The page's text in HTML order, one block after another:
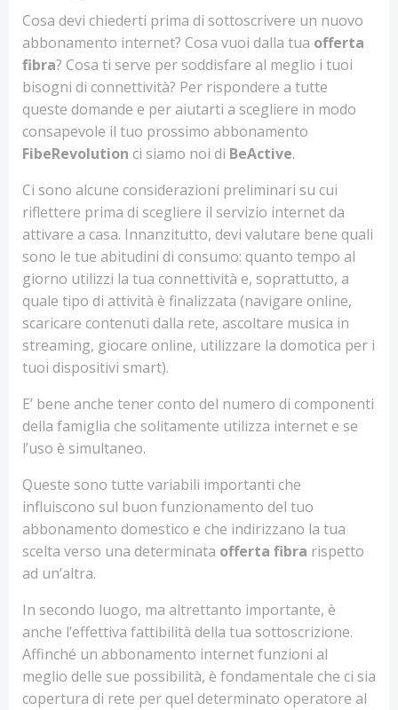
Cosa devi chiederti prima di sottoscrivere un nuovo
abbonamento internet? Cosa vuoi dalla tua offerta
fibra? Cosa ti serve per soddisfare al meglio i tuoi
bisogni di connettività? Per rispondere a tutte
queste domande e per aiutarti a scegliere in modo
consapevole il tuo prossimo abbonamento
FibeRevolution ci siamo noi di BeActive.
Ci sono alcune considerazioni preliminari su cui
riflettere prima di scegliere il servizio internet da
attivare a casa. Innanzitutto, devi valutare bene quali
sono le tue abitudini di consumo: quanto tempo al
giorno utilizzi la tua connettività e, soprattutto, a
quale tipo di attività è finalizzata (navigare online,
scaricare contenuti dalla rete, ascoltare musica in
streaming, giocare online, utilizzare la domotica per i
tuoi dispositivi smart).
E’ bene anche tener conto del numero di componenti
della famiglia che solitamente utilizza internet e se
l’uso è simultaneo.
Queste sono tutte variabili importanti che
influiscono sul buon funzionamento del tuo
abbonamento domestico e che indirizzano la tua
scelta verso una determinata offerta fibra rispetto
ad un’altra.
In secondo luogo, ma altrettanto importante, è
anche l’effettiva fattibilità della tua sottoscrizione.
Affinché un abbonamento internet funzioni al
meglio delle sue possibilità, è fondamentale che ci sia
copertura di rete per quel determinato operatore al